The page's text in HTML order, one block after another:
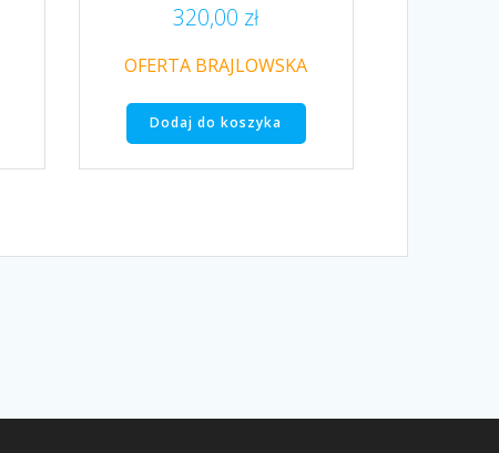
320,00 zł
OFERTA BRAJLOWSKA
Dodaj do koszyka